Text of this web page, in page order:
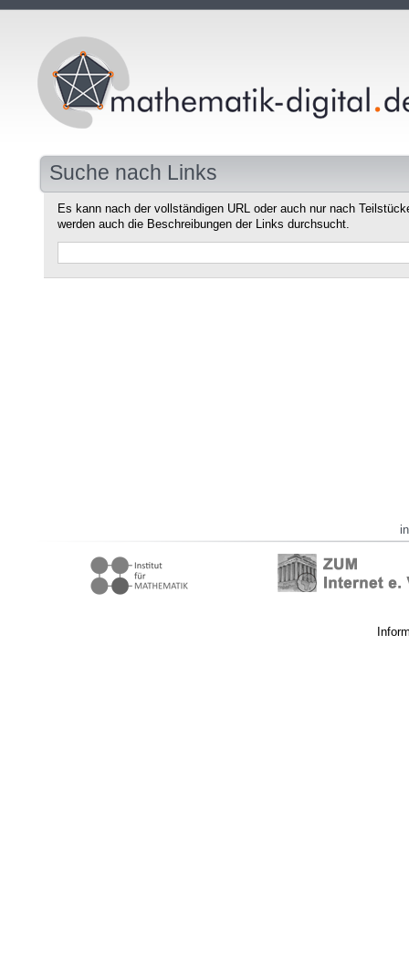
Suche nach Links
Es kann nach der vollständigen URL oder auch nur nach
werden auch die Beschreibungen der Links durchsucht.